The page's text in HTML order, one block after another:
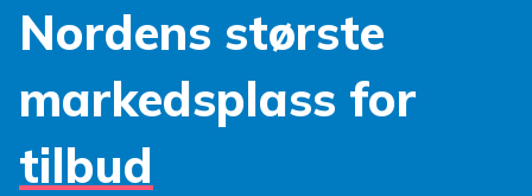
Nordens største
markedsplass for
tilbud